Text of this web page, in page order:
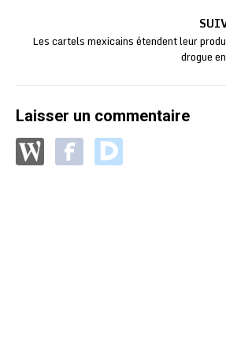
Les cartels mexicains étendent leur
drogue
Laisser un commentaire